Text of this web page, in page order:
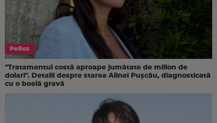
PeRoz
"Tratamentul costă aproape jumătate de milion de
dolari". Detalii despre starea Alinei Pușcău, diagnosticată
cu o boală gravă